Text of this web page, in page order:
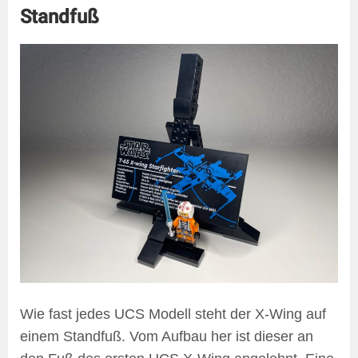
Standfuß
Wie fast jedes UCS Modell steht der X-Wing auf
einem Standfuß. Vom Aufbau her ist dieser an